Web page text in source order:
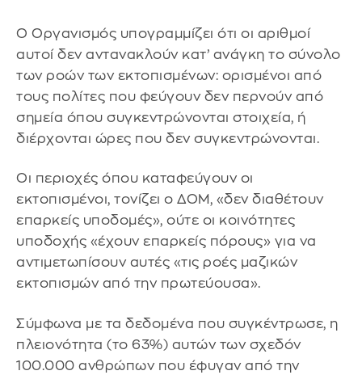
Ο Οργανισμός υπογραμμίζει ότι οι αριθμοί
αυτοί δεν αντανακλούν κατ’ ανάγκη το σύνολο
των ροών των εκτοπισμένων: ορισμένοι από
τους πολίτες που φεύγουν δεν περνούν από
σημεία όπου συγκεντρώνονται στοιχεία, ή
διέρχονται ώρες που δεν συγκεντρώνονται.
Οι περιοχές όπου καταφεύγουν οι
εκτοπισμένοι, τονίζει ο ΔΟΜ, «δεν διαθέτουν
επαρκείς υποδομές», ούτε οι κοινότητες
υποδοχής «έχουν επαρκείς πόρους» για να
αντιμετωπίσουν αυτές «τις ροές μαζικών
εκτοπισμών από την πρωτεύουσα».
Σύμφωνα με τα δεδομένα που συγκέντρωσε, η
πλειονότητα (το 63%) αυτών των σχεδόν
100.000 ανθρώπων που έφυγαν από την